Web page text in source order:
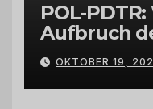
POL-
Aufbruch
Hermeskeil
OKTOBER 19,